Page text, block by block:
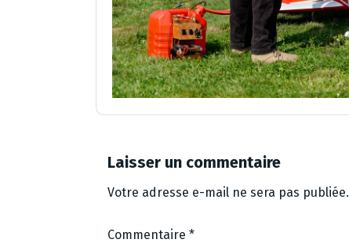
Laisser un commentaire
Votre adresse e-mail ne sera pas publiée.
Commentaire *